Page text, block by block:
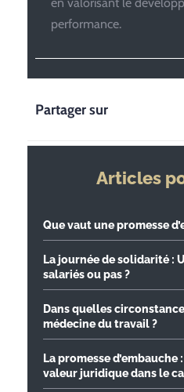
performance.
Partager sur
Articles
Que vaut une promesse
La journée de solidarité :
salariés ou pas ?
Dans quelles
médecine du travail ?
La promesse
valeur juridique dans le